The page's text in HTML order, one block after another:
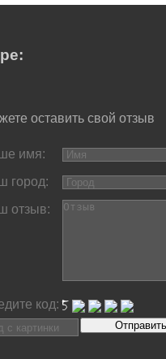
оставить свой отзыв
имя:
город:
отзыв:
код: